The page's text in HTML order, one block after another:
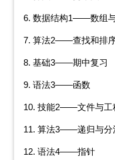
6. 数据结构1——数组
7. 算法2——查找和排
8. 基础3——期中复习
9. 语法3——函数
10. 技能2——文件与工
11. 算法3——递归与分
12. 语法4——指针